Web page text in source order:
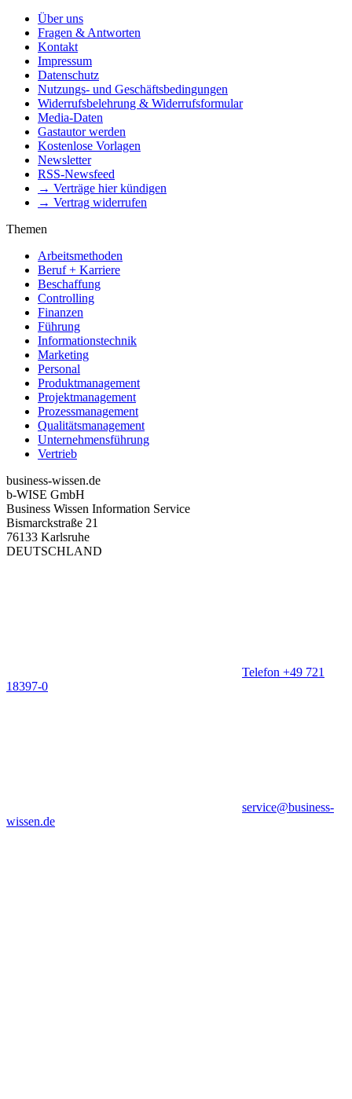
Über uns
Fragen & Antworten
Kontakt
Impressum
Datenschutz
Nutzungs- und Geschäftsbedingungen
Widerrufsbelehrung & Widerrufsformular
Media-Daten
Gastautor werden
Kostenlose Vorlagen
Newsletter
RSS-Newsfeed
→ Verträge hier kündigen
→ Vertrag widerrufen
Themen
Arbeitsmethoden
Beruf + Karriere
Beschaffung
Controlling
Finanzen
Führung
Informationstechnik
Marketing
Personal
Produktmanagement
Projektmanagement
Prozessmanagement
Qualitätsmanagement
Unternehmensführung
Vertrieb
business-wissen.de
b-WISE GmbH
Business Wissen Information Service
Bismarckstraße 21
76133 Karlsruhe
DEUTSCHLAND
Telefon +49 721
18397-0
service@business-
wissen.de